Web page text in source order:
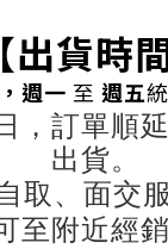
【出貨時間
週一 至 週五
，訂單順
出貨。
取、面交
至附近經